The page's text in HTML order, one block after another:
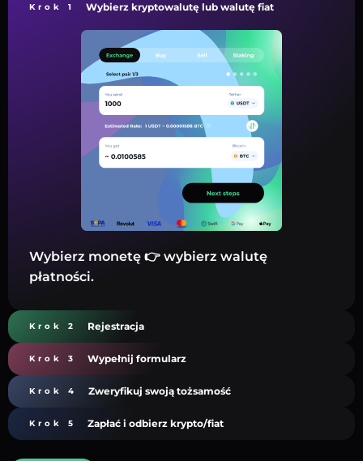
Krok 1 Wybierz kryptowalutę lub walutę fiat
Wybierz monetę 👉 wybierz walutę
płatności.
Krok 2 Rejestracja
Krok 3 Wypełnij formularz
Krok 4 Zweryfikuj swoją tożsamość
Krok 5 Zapłać i odbierz krypto/fiat